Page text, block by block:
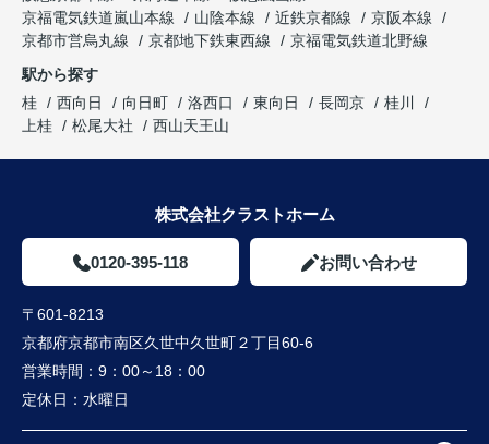
京福電気鉄道嵐山本線
山陰本線 近鉄京都線
京阪本線
京都市営烏丸線
京都地下鉄東西線
京福電気鉄道北野線
駅から探す
桂
西向日 向日町 洛西口 東向日 長岡京
桂川
上桂
松尾大社 西山天王山
株式会社クラストホーム
0120-395-118 お問い合わせ
〒601-8213
京都府京都市南区久世中久世町２丁目60-6
営業時間： 9：00～18：00
定休日： 水曜日